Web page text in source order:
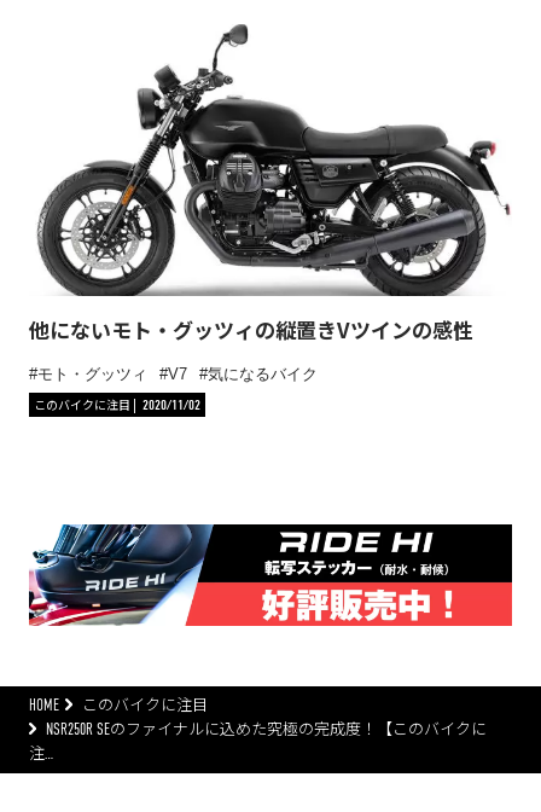
他にないモト・グッツィの縦置きVツインの感性
モト・グッツィ V7
気になるバイク
このバイクに注目
2020/11/02
HOME
このバイクに注目
NSR250R SEのファイナルに込めた究極の完成度！【このバイクに
注…